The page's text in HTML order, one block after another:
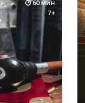
60 мин
7+